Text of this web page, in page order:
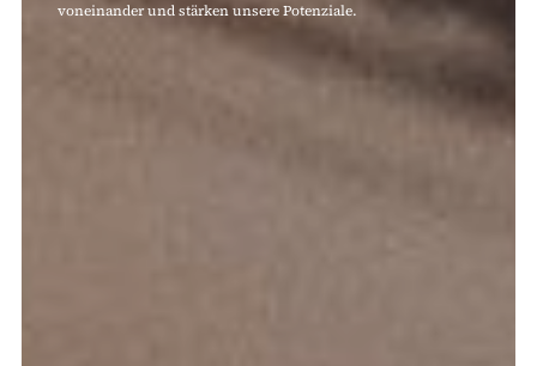
voneinander und stärken unsere Potenziale.